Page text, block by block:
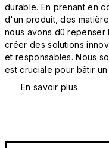
durable. En prenant en
d'un produit, des
nous avons dû
créer des solutions
et responsables. Nous
est cruciale pour bâtir
En savoir plus